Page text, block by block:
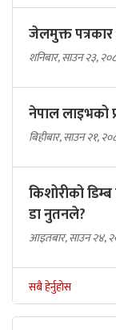
जेलमुक्त
शनिबार, साउन २३,
नेपाल लाइभको
बिहीबार, साउन २१,
किशोरीको
डा नुतनले?
आइतबार, साउन २४,
सबै हेर्नुहोस